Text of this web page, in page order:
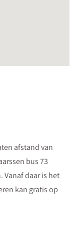
afstand van
bus 73
daar is het
kan gratis op